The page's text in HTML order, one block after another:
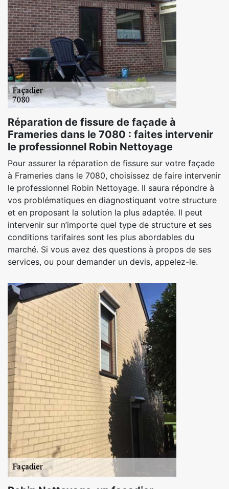
Réparation de fissure de façade à
Frameries dans le 7080 : faites intervenir
le professionnel Robin Nettoyage
Pour assurer la réparation de fissure sur votre façade
à Frameries dans le 7080, choisissez de faire intervenir
le professionnel Robin Nettoyage. Il saura répondre à
vos problématiques en diagnostiquant votre structure
et en proposant la solution la plus adaptée. Il peut
intervenir sur n’importe quel type de structure et ses
conditions tarifaires sont les plus abordables du
marché. Si vous avez des questions à propos de ses
services, ou pour demander un devis, appelez-le.